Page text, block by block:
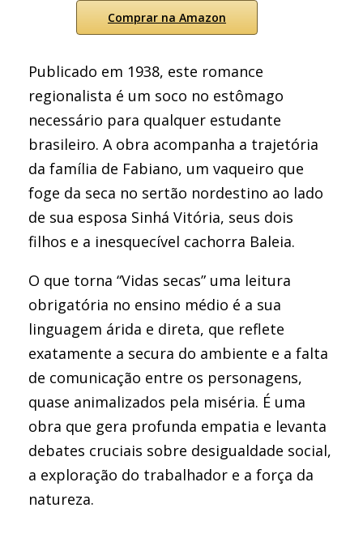
Comprar na Amazon
Publicado em 1938, este romance
regionalista é um soco no estômago
necessário para qualquer estudante
brasileiro. A obra acompanha a trajetória
da família de Fabiano, um vaqueiro que
foge da seca no sertão nordestino ao lado
de sua esposa Sinhá Vitória, seus dois
filhos e a inesquecível cachorra Baleia.
O que torna “Vidas secas” uma leitura
obrigatória no ensino médio é a sua
linguagem árida e direta, que reflete
exatamente a secura do ambiente e a falta
de comunicação entre os personagens,
quase animalizados pela miséria. É uma
obra que gera profunda empatia e levanta
debates cruciais sobre desigualdade social,
a exploração do trabalhador e a força da
natureza.